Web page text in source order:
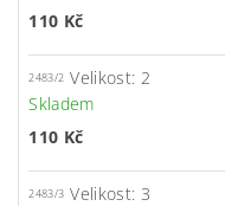
110 Kč
2483/2 Velikost: 2
Skladem
110 Kč
2483/3 Velikost: 3